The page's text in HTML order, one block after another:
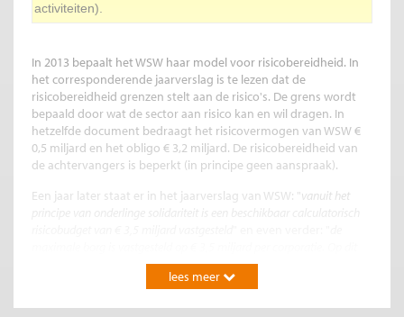
activiteiten).
In 2013 bepaalt het WSW haar model voor risicobereidheid. In
het corresponderende jaarverslag is te lezen dat de
risicobereidheid grenzen stelt aan de risico's. De grens wordt
bepaald door wat de sector aan risico kan en wil dragen. In
hetzelfde document bedraagt het risicovermogen van WSW €
0,5 miljard en het obligo € 3,2 miljard. De risicobereidheid van
de achtervangers is beperkt (in principe geen aanspraak).
Een jaar later staat er in het jaarverslag van WSW: "vanuit het
moment voldoen twee corporaties hier niet aan. Met beide corporaties
Terugkijkend is het heel goed te begrijpen dat in deze tijd het
lees meer